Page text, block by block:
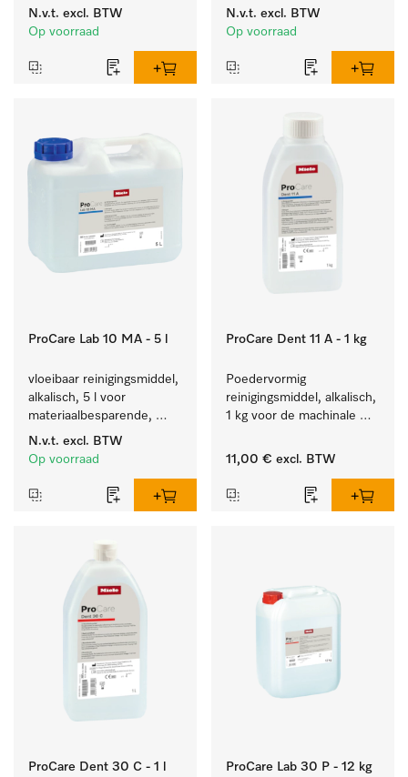
reinigingsmiddelen, met
niveaudetectie.
N.v.t. excl. BTW
Op voorraad
reiniging van
laboratoriumglaswerk en -
N.v.t. excl. BTW
Op voorraad
ProCare Lab 10 MA - 5 l
vloeibaar reinigingsmiddel,
alkalisch, 5 l voor
materiaalbesparende,
machinale reiniging van
laboratoriumglasw. en -
N.v.t. excl. BTW
Op voorraad
ProCare Dent 11 A - 1 kg
Poedervormig
reinigingsmiddel, alkalisch,
1 kg voor de machinale
tandheelkundige
11,00 € excl. BTW
ProCare Dent 30 C - 1 l
ProCare Lab 30 P - 12 kg